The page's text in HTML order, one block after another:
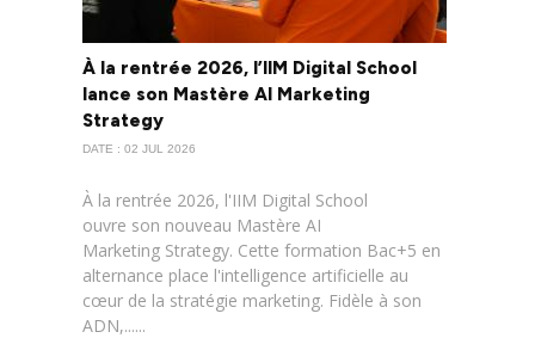
À la rentrée 2026, l’IIM Digital School
lance son Mastère AI Marketing
Strategy
DATE : 02 JUL 2026
À la rentrée 2026, l'IIM Digital School
ouvre son nouveau Mastère AI
Marketing Strategy. Cette formation Bac+5 en
alternance place l'intelligence artificielle au
cœur de la stratégie marketing. Fidèle à son
ADN,......